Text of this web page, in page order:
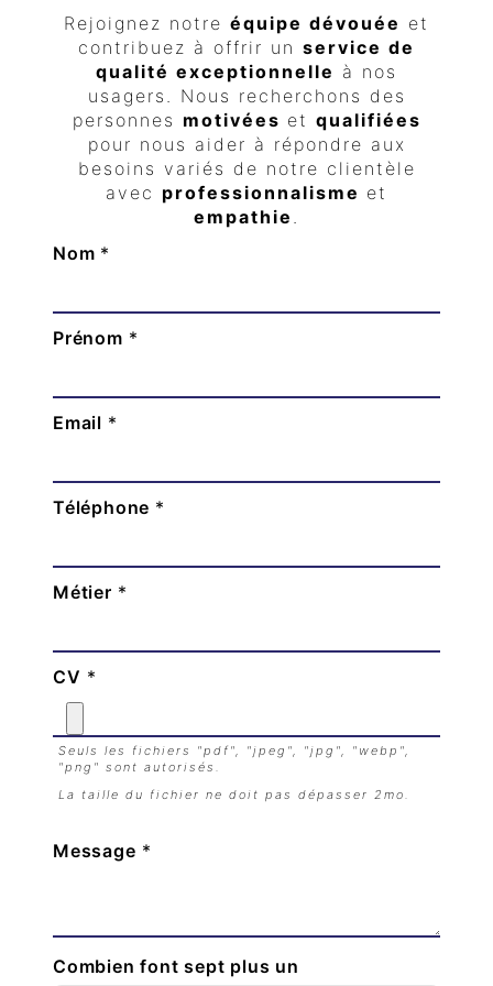
Rejoignez notre équipe dévouée et
contribuez à offrir un service de
qualité exceptionnelle à nos
usagers. Nous recherchons des
personnes motivées et qualifiées
pour nous aider à répondre aux
besoins variés de notre clientèle
avec professionnalisme et
empathie
Nom *
Prénom *
Email *
Téléphone *
Métier *
CV *
Seuls les fichiers "pdf", "jpeg", "jpg", "webp",
"png" sont autorisés.
La taille du fichier ne doit pas dépasser 2mo.
Message *
Combien font sept plus un